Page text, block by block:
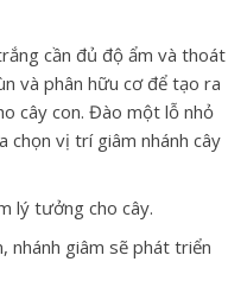
cần đủ độ ẩm và thoát
và phân hữu cơ để tạo ra
cây con. Đào một lỗ nhỏ
chọn vị trí giâm nhánh cây
lý tưởng cho cây.
nhánh giâm sẽ phát triển